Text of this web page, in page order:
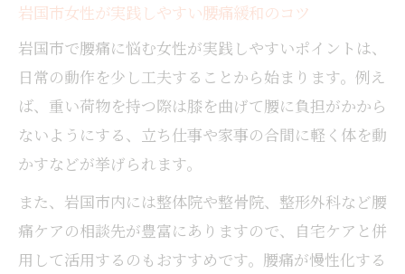
岩国市女性が実践しやすい腰痛緩和のコツ
岩国市で腰痛に悩む女性が実践しやすいポイントは、
日常の動作を少し工夫することから始まります。例え
ば、重い荷物を持つ際は膝を曲げて腰に負担がかから
ないようにする、立ち仕事や家事の合間に軽く体を動
かすなどが挙げられます。
また、岩国市内には整体院や整骨院、整形外科など腰
痛ケアの相談先が豊富にありますので、自宅ケアと併
用して活用するのもおすすめです。腰痛が慢性化する